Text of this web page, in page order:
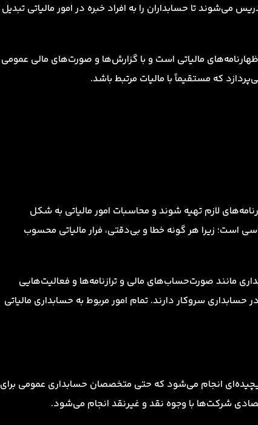
می‌شوند تا حسابداران را به افراد خبره در امور مالیاتی تبدیل
مالیاتی است و با گزارش‌ها و صورت‌های مالی عمومی
که مستقیماً با مالیات مرتبط باشد.
لازم تهیه شوند و محاسبات امور مالیاتی به شکل
زیرا هر گونه خطا و بی‌دقتی، فرار مالیاتی محسوب
مانند صورت‌حساب‌های مالی و ترازنامه‌ها و فعالیت‌هایی
سروکار دارند. تمام امور مربوط به حسابداری مالیاتی
انجام می‌شود که حتی متخصصان حسابداری عمومی برای
شرکت‌ها با وجوه نقد و غیرنقد انجام می‌شود.